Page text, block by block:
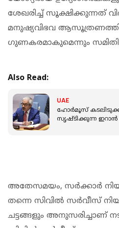
ശേഖരിച്ച് സൂക്ഷിക്കുന്നത്
മനുഷ്യവിഭവ
ഗുണകരമാകുമെന്നും സമിതി
Also Read:
UAE
ഹോർമൂസ്
സൃഷ്ടിക്കുന്ന ഇറാൻ
അതേസമയം, സർക്കാർ
തന്നെ സിവിൽ സർവീസ്
ചട്ടങ്ങളും അനുസരിച്ചാണ്